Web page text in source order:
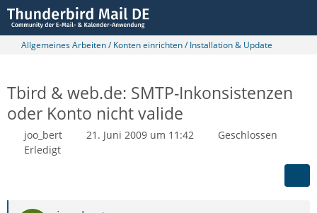
Allgemeines Arbeiten / Konten einrichten / Installation & Update
Tbird & web.de: SMTP-Inkonsistenzen
oder Konto nicht valide
joo_bert 21. Juni 2009 um 11:42
Geschlossen
Erledigt